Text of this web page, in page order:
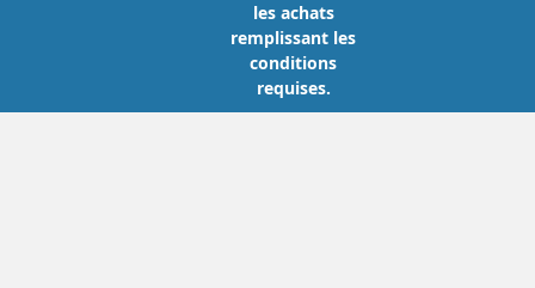
les achats
remplissant les
conditions
requises.